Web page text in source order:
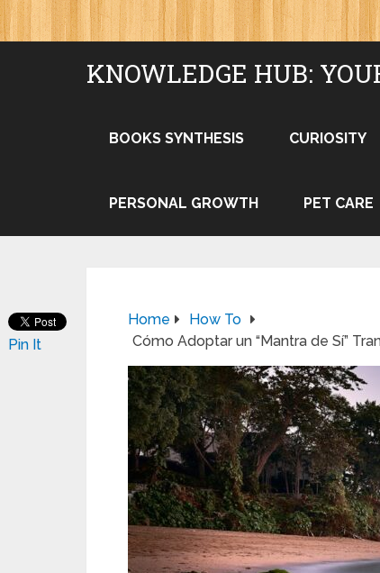
KNOWLEDGE HUB:
BOOKS SYNTHESIS CURIOSITY
PERSONAL GROWTH PET CARE
Home
How To
Cómo Adoptar un “Mantra de Sí”
Pin It